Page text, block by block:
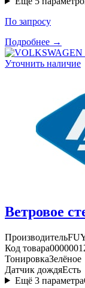
По запросу
Подробнее →
Уточнить наличие
Ветровое
Производитель
Код товара
ТонировкаЗелёное
Датчик дождяЕсть
Ещё 3 параметра